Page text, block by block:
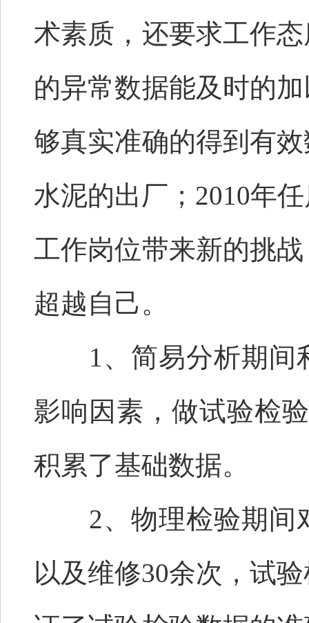
术素质，还要求工作
的异常数据能及时的
够真实准确的得到有
水泥的出厂；2010年
工作岗位带来新的挑
超越自己。
1、简易分析期间
影响因素，做试验检
积累了基础数据。
2、物理检验期间
以及维修30余次，试